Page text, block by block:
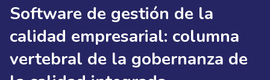
Software de gestión de la
calidad empresarial: columna
vertebral de la gobernanza de